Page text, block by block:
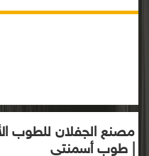
مصنع الجفلان للطوب
| طوب أسمنتى